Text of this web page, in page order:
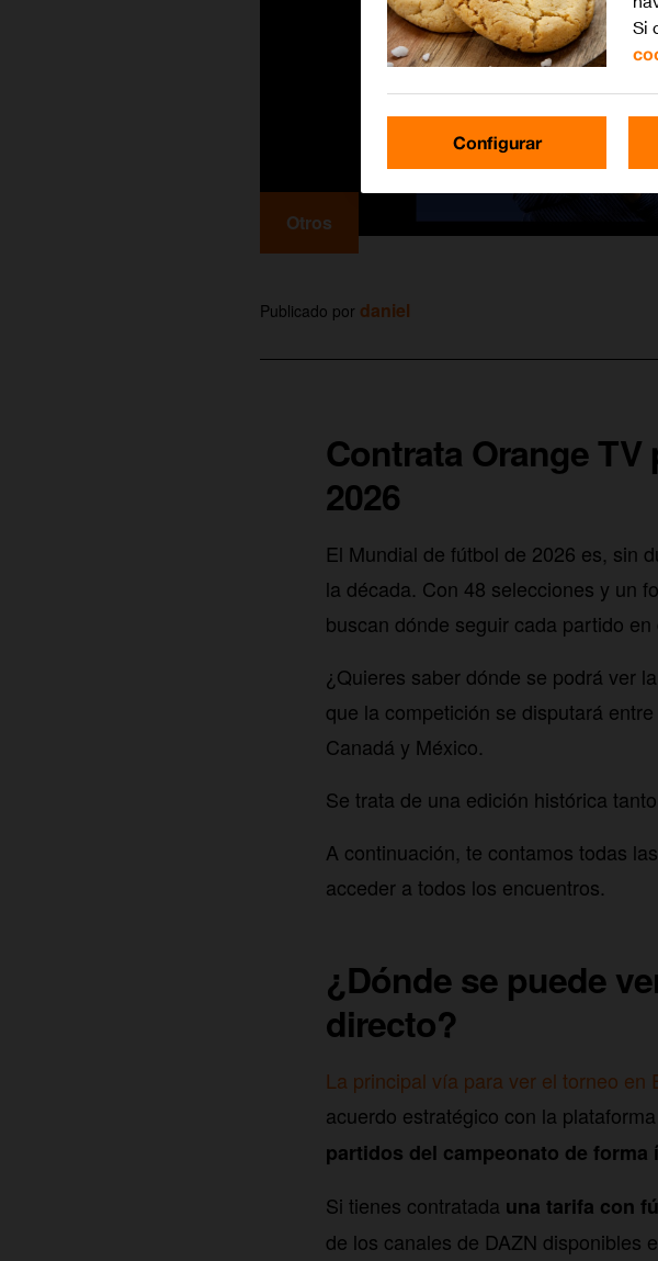
Otros
Publicado por daniel
Contrata Orange
2026
El Mundial de fútbol de 2026 es, sin
la década. Con 48 selecciones y un
buscan dónde seguir cada partido en
¿Quieres saber dónde se podrá ver
que la competición se disputará
Canadá y México.
Se trata de una edición histórica
A continuación, te contamos todas
acceder a todos los encuentros.
¿Dónde se puede
directo?
La principal vía para ver el torneo
acuerdo estratégico con la
partidos del campeonato de forma
Si tienes contratada una tarifa con
de los canales de DAZN disponibles
Si
Configurar